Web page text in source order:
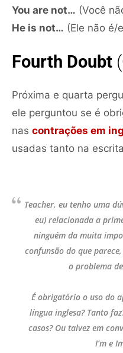
You are not… (Você
He is not… (Ele não é/
Fourth Doubt
Próxima e quarta
ele perguntou se é
nas contrações em
usadas tanto na
Teacher, eu tenho uma
eu) relacionada a
ninguém da muita
confunsão do que
o problema
É obrigatório o uso do
língua inglesa? Tanto
casos? Ou talvez em
I’m e